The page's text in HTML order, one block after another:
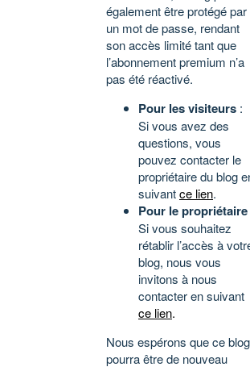
également être protégé par
un mot de passe, rendant
son accès limité tant que
l’abonnement premium n’a
pas été réactivé.
Pour les visiteurs :
Si vous avez des
questions, vous
pouvez contacter le
propriétaire du blog
suivantce lien.
Pour le propriétaire
Si vous souhaitez
rétablir l’accès à
blog, nous vous
invitons à nous
contacter en suivant
ce lien.
Nous espérons que ce blog
pourra être de nouveau